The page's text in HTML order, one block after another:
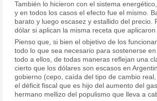
También lo hicieron con el sistema
y en todos los casos el efecto fue el mismo.
barato y luego escasez y estallido del
dólar si aplican la misma receta que
Pienso que, si bien el objetivo de los
todo lo que sea necesario para sostenerse
todo a ellos, de todas maneras reflejan una
cierto que los dólares son escasos en
gobierno (cepo, caída del tipo de cambio
el déficit fiscal que es hijo del aumento del
hermano mellizo del populismo que lleva a